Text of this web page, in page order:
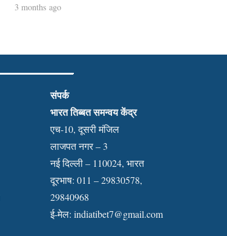
3 months ago
संपर्क
भारत तिब्बत समन्वय केंद्र
एच-10, दूसरी मंजिल
लाजपत नगर – 3
नई दिल्ली – 110024, भारत
दूरभाष: 011 – 29830578,
29840968
ई-मेल:indiatibet7@gmail.com